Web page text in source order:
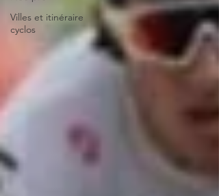
Villes et itinéraire
cyclos